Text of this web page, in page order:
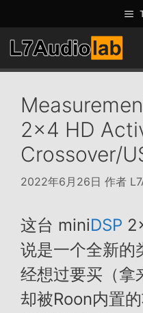
至
内
容
2×4 HD
Crossover/
2022年6月26日 作者
这台 miniDSP
说是一个全新的
经想过要买（拿
却被Roon内置